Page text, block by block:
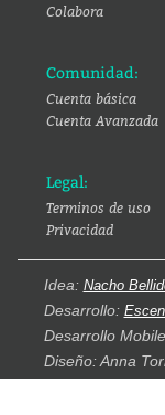
Colabora
Comunidad:
Cuenta básica
Cuenta Avanzada
Legal:
Terminos de uso
Privacidad
Idea: Nacho
Desarrollo:
Desarrollo
Diseño: Anna